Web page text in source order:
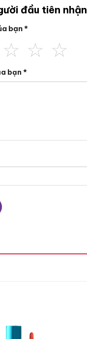
hô lên men 72h:
đầu tiên
bạn*
bạn*